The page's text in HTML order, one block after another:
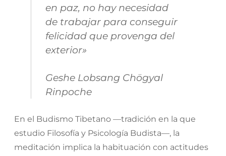
en paz, no hay necesidad
de trabajar para conseguir
felicidad que provenga del
exterior»
Geshe Lobsang Chögyal
Rinpoche
En el Budismo Tibetano —tradición en la que
estudio Filosofía y Psicología Budista—, la
meditación implica la habituación con actitudes